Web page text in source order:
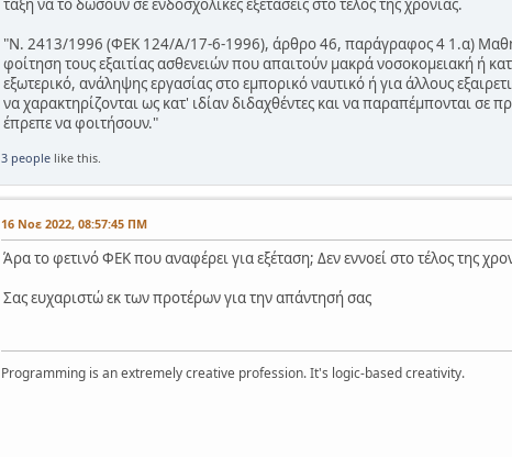
τάξη να το δώσουν σε ενδοσχολικές εξετάσεις στο τέλος της χρονιάς.
"Ν. 2413/1996 (ΦΕΚ 124/Α/17-6-1996), άρθρο 46, παράγραφος 4 1.α)
φοίτηση τους εξαιτίας ασθενειών που απαιτούν μακρά νοσοκομειακή ή
εξωτερικό, ανάληψης εργασίας στο εμπορικό ναυτικό ή για άλλους
να χαρακτηρίζονται ως κατ' ιδίαν διδαχθέντες και να παραπέμπονται σε
έπρεπε να φοιτήσουν."
3 people like this.
16 Νοε 2022, 08:57:45 ΠΜ
Άρα το φετινό ΦΕΚ που αναφέρει για εξέταση; Δεν εννοεί στο τέλος της
Σας ευχαριστώ εκ των προτέρων για την απάντησή σας
Programming is an extremely creative profession. It's logic-based creativity.